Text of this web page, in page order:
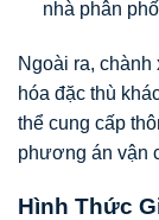
nhà phân
Ngoài ra,
hóa đặc thù
thể cung cấp
phương án vận
Hình Thức